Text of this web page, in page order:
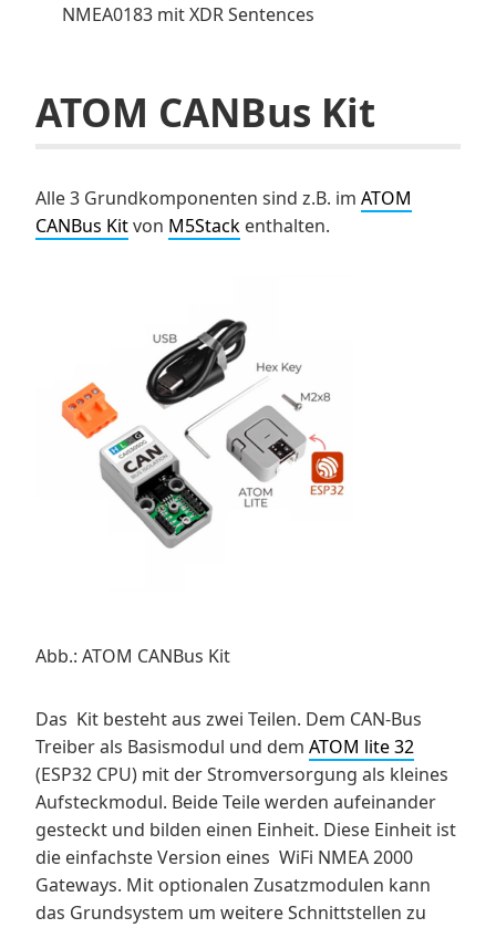
NMEA0183 mit XDR Sentences
ATOM CANBus Kit
Alle 3 Grundkomponenten sind z.B. im ATOM
CANBus Kitvon M5Stack enthalten.
Abb.: ATOM CANBus Kit
Das Kit besteht aus zwei Teilen. Dem CAN-Bus
Treiber als Basismodul und dem ATOM lite 32
(ESP32 CPU) mit der Stromversorgung als kleines
Aufsteckmodul. Beide Teile werden aufeinander
gesteckt und bilden einen Einheit. Diese Einheit ist
die einfachste Version eines WiFi NMEA 2000
Gateways. Mit optionalen Zusatzmodulen kann
das Grundsystem um weitere Schnittstellen zu